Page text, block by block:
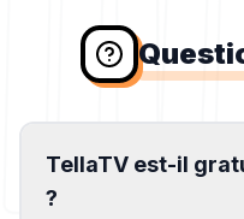
TellaTV est-il
?